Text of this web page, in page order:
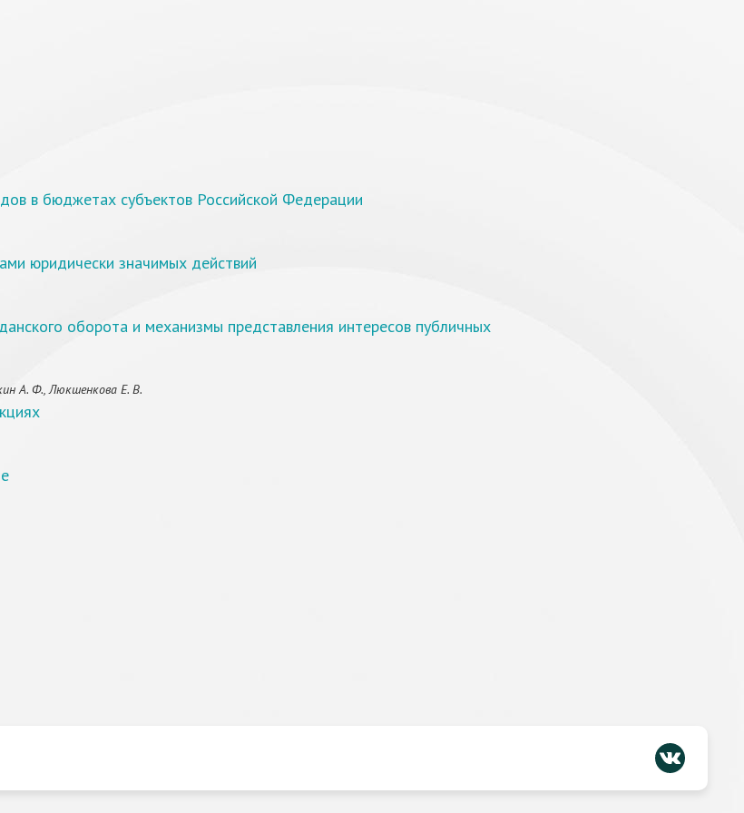
в бюджетах субъектов Российской Федерации
юридически значимых действий
оборота и механизмы представления интересов публичных
А. Ф., Люкшенкова Е. В.